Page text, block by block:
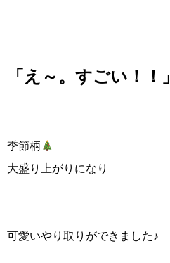
「え～。すごい！！」
季節柄
大盛り上がりになり
可愛いやり取りができました♪